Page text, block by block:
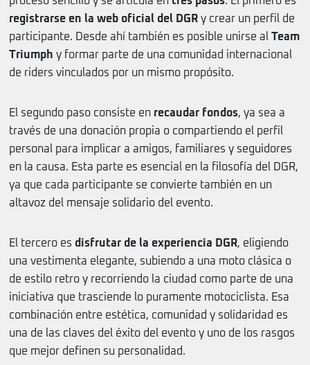
registrarse en la web oficial del DGR y crear un perfil de
participante. Desde ahí también es posible unirse al Team
Triumph y formar parte de una comunidad internacional
de riders vinculados por un mismo propósito.
El segundo paso consiste en recaudar fondos, ya sea a
través de una donación propia o compartiendo el perfil
personal para implicar a amigos, familiares y seguidores
en la causa. Esta parte es esencial en la filosofía del DGR,
ya que cada participante se convierte también en un
altavoz del mensaje solidario del evento.
El tercero es disfrutar de la experiencia DGR, eligiendo
una vestimenta elegante, subiendo a una moto clásica o
de estilo retro y recorriendo la ciudad como parte de una
iniciativa que trasciende lo puramente motociclista. Esa
combinación entre estética, comunidad y solidaridad es
una de las claves del éxito del evento y uno de los rasgos
que mejor definen su personalidad.